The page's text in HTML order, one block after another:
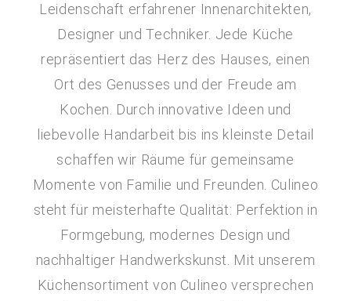
Leidenschaft erfahrener Innenarchitekten,
Designer und Techniker. Jede Küche
repräsentiert das Herz des Hauses, einen
Ort des Genusses und der Freude am
Kochen. Durch innovative Ideen und
liebevolle Handarbeit bis ins kleinste Detail
schaffen wir Räume für gemeinsame
Momente von Familie und Freunden. Culineo
steht für meisterhafte Qualität: Perfektion in
Formgebung, modernes Design und
nachhaltiger Handwerkskunst. Mit unserem
Küchensortiment von Culineo versprechen